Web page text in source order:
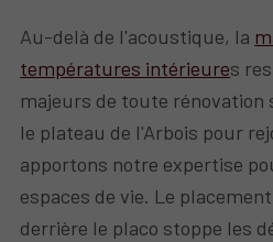
Au-delà de l'acoustique, la
températures intérieures
majeurs de toute rénovation
le plateau de l'Arbois pour
apportons notre expertise
espaces de vie. Le
derrière le placo stoppe les